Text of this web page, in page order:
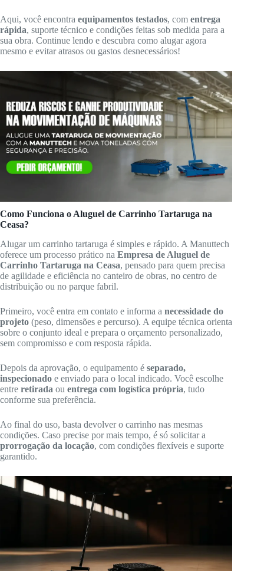
Aqui, você encontra equipamentos testados, com entrega
rápida, suporte técnico e condições feitas sob medida para a
sua obra. Continue lendo e descubra como alugar agora
mesmo e evitar atrasos ou gastos desnecessários!
Como Funciona o Aluguel de Carrinho Tartaruga na
Ceasa?
Alugar um carrinho tartaruga é simples e rápido. A Manuttech
oferece um processo prático na Empresa de Aluguel de
Carrinho Tartaruga na Ceasa, pensado para quem precisa
de agilidade e eficiência no canteiro de obras, no centro de
distribuição ou no parque fabril.
Primeiro, você entra em contato e informa a necessidade do
projeto (peso, dimensões e percurso). A equipe técnica orienta
sobre o conjunto ideal e prepara o orçamento personalizado,
sem compromisso e com resposta rápida.
Depois da aprovação, o equipamento é separado,
inspecionado e enviado para o local indicado. Você escolhe
entre retirada ou entrega com logística própria, tudo
conforme sua preferência.
Ao final do uso, basta devolver o carrinho nas mesmas
condições. Caso precise por mais tempo, é só solicitar a
prorrogação da locação, com condições flexíveis e suporte
garantido.